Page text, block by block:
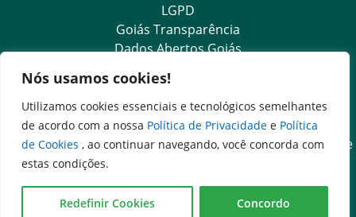
Nós usamos cookies!
Utilizamos cookies essenciais e tecnológicos semelhantes
de acordo com a nossa Política de Privacidade e Política
de Cookies , ao continuar navegando, você concorda com
estas condições.
Redefinir Cookies Concordo
LGPD
Goiás Transparência
Dados Abertos Goiás
Ouvidoria Geral
SIC – Serviço de Informação ao Cidadão
e-SIC – Serviço Eletrônico de Informação ao Cidadão
Acesso às Informações das Organizações Sociais de Saúde
Ouvidoria Setorial (Expresso)
Ouvidoria Setorial (Presencial)